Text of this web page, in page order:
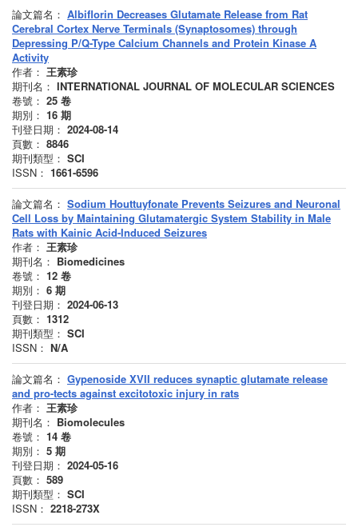
論文篇名： Albiflorin Decreases Glutamate Release from Rat
Cerebral Cortex Nerve Terminals (Synaptosomes) through
Depressing P/Q-Type Calcium Channels and Protein Kinase A
Activity
作者： 王素珍
期刊名： INTERNATIONAL JOURNAL OF MOLECULAR SCIENCES
卷號： 25 卷
期別： 16 期
刊登日期： 2024-08-14
頁數： 8846
期刊類型： SCI
ISSN： 1661-6596
論文篇名： Sodium Houttuyfonate Prevents Seizures and Neuronal
Cell Loss by Maintaining Glutamatergic System Stability in Male
Rats with Kainic Acid-Induced Seizures
作者： 王素珍
期刊名： Biomedicines
卷號： 12 卷
期別： 6 期
刊登日期： 2024-06-13
頁數： 1312
期刊類型： SCI
ISSN： N/A
論文篇名： Gypenoside XVII reduces synaptic glutamate release
and pro-tects against excitotoxic injury in rats
作者： 王素珍
期刊名： Biomolecules
卷號： 14 卷
期別： 5 期
刊登日期： 2024-05-16
頁數： 589
期刊類型： SCI
ISSN： 2218-273X